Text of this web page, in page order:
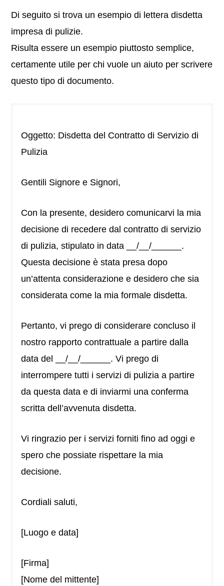
Di seguito si trova un esempio di lettera disdetta
impresa di pulizie.
Risulta essere un esempio piuttosto semplice,
certamente utile per chi vuole un aiuto per scrivere
questo tipo di documento.
Oggetto: Disdetta del Contratto di Servizio di
Pulizia
Gentili Signore e Signori,
Con la presente, desidero comunicarvi la mia
decisione di recedere dal contratto di servizio
di pulizia, stipulato in data __/__/______.
Questa decisione è stata presa dopo
un’attenta considerazione e desidero che sia
considerata come la mia formale disdetta.
Pertanto, vi prego di considerare concluso il
nostro rapporto contrattuale a partire dalla
data del __/__/______. Vi prego di
interrompere tutti i servizi di pulizia a partire
da questa data e di inviarmi una conferma
scritta dell’avvenuta disdetta.
Vi ringrazio per i servizi forniti fino ad oggi e
spero che possiate rispettare la mia
decisione.
Cordiali saluti,
[Luogo e data]
[Firma]
[Nome del mittente]